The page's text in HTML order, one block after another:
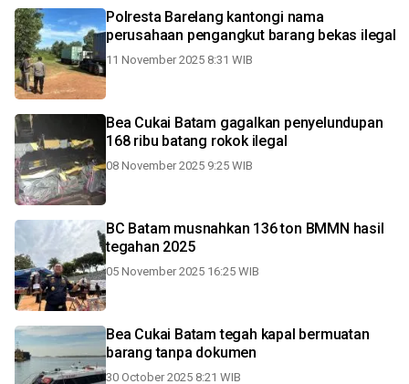
Polresta Barelang kantongi nama
perusahaan pengangkut barang bekas ilegal
11 November 2025 8:31 WIB
Bea Cukai Batam gagalkan penyelundupan
168 ribu batang rokok ilegal
08 November 2025 9:25 WIB
BC Batam musnahkan 136 ton BMMN hasil
tegahan 2025
05 November 2025 16:25 WIB
Bea Cukai Batam tegah kapal bermuatan
barang tanpa dokumen
30 October 2025 8:21 WIB